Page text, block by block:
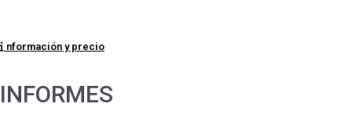
nformación y precio
INFORMES